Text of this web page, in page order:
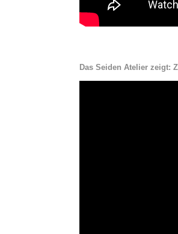
Das Seiden Atelier zeigt: